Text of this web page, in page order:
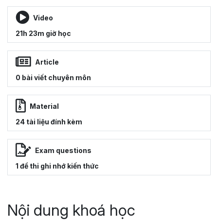
Video
21h 23m giờ học
Article
0 bài viết chuyên môn
Material
24 tài liệu đính kèm
Exam questions
1 đề thi ghi nhớ kiến thức
Nội dung khoá học